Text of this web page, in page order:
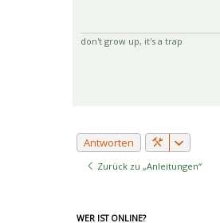
don't grow up, it's a trap
Antworten
Zurück zu „Anleitungen“
WER IST ONLINE?